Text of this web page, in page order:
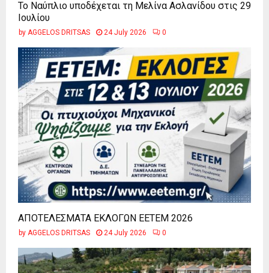
Το Ναύπλιο υποδέχεται τη Μελίνα Ασλανίδου στις 29
Ιουλίου
by AGGELOS DRITSAS 24 July 2026 0
ΑΠΟΤΕΛΕΣΜΑΤΑ ΕΚΛΟΓΩΝ ΕΕΤΕΜ 2026
by AGGELOS DRITSAS 24 July 2026 0